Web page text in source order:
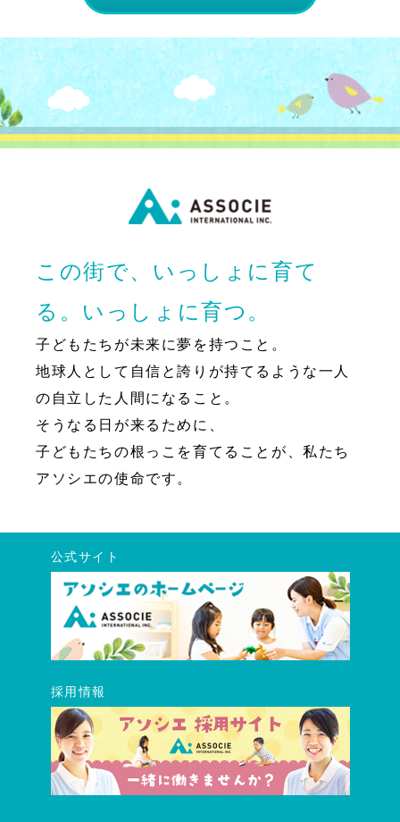
この街で、いっしょに育て
る。いっしょに育つ。
子どもたちが未来に夢を持つこと。
地球人として自信と誇りが持てるような一人
の自立した人間になること。
そうなる日が来るために、
子どもたちの根っこを育てることが、私たち
アソシエの使命です。
公式サイト
採用情報